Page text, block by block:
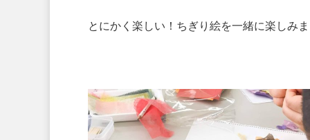
とにかく楽しい！ちぎり絵を一緒に楽しみ